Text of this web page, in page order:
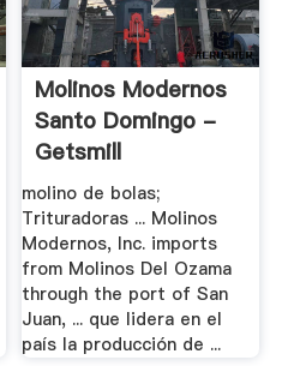
Molinos Modernos
Santo Domingo -
Getsmill
molino de bolas;
Trituradoras ... Molinos
Modernos, Inc. imports
from Molinos Del Ozama
through the port of San
Juan, ... que lidera en el
país la producción de ...